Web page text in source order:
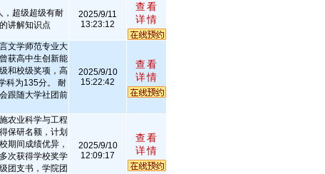
，超级超级有耐
讲解知识点
2025/9/11
13:23:12
查看
详情
文学师范专业大
获高中生创新能
和校级奖项，高
科为135分。 耐
跟随大学社团前
2025/9/10
15:22:42
查看
详情
农业科学与工程
保研名额，计划
期间成绩优异，
次获得学校奖学
团支书，学院团
2025/9/10
12:09:17
查看
详情